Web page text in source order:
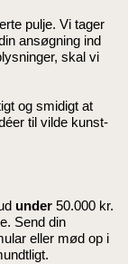
pulje. Vi tager
ansøgning ind
skal vi
og smidigt at
til vilde kunst-
under 50.000 kr.
Send din
eller mød op i